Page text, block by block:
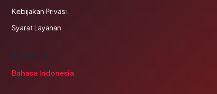
Kebijakan Privasi
Syarat Layanan
BAHASA
Bahasa Indonesia